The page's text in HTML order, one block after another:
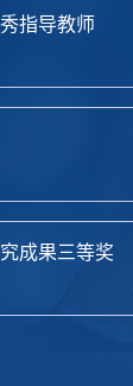
指导教师
成果三等奖